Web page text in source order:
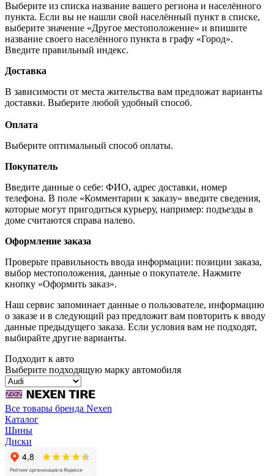
Выберите из списка название вашего региона и населённого
пункта. Если вы не нашли свой населённый пункт в списке,
выберите значение «Другое местоположение» и впишите
название своего населённого пункта в графу «Город».
Введите правильный индекс.
Доставка
В зависимости от места жительства вам предложат варианты
доставки. Выберите любой удобный способ.
Оплата
Выберите оптимальный способ оплаты.
Покупатель
Введите данные о себе: ФИО, адрес доставки, номер
телефона. В поле «Комментарии к заказу» введите сведения,
которые могут пригодиться курьеру, например: подъезды в
доме считаются справа налево.
Оформление заказа
Проверьте правильность ввода информации: позиции заказа,
выбор местоположения, данные о покупателе. Нажмите
кнопку «Оформить заказ».
Наш сервис запоминает данные о пользователе, информацию
о заказе и в следующий раз предложит вам повторить к вводу
данные предыдущего заказа. Если условия вам не подходят,
выбирайте другие варианты.
Подходит к авто
Выберите подходящую марку автомобиля
Все товары бренда Nexen
Каталог
Шины
Диски